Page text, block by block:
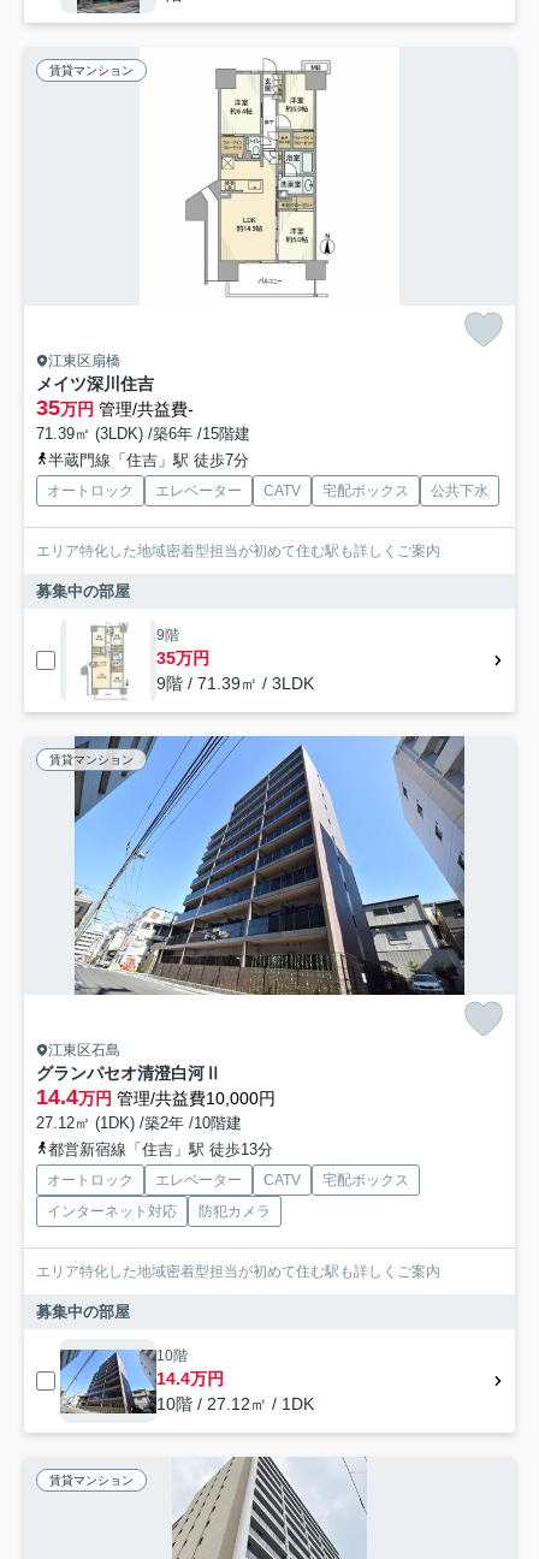
賃貸マンション
江東区扇橋
メイツ深川住吉
35万円 管理/共益費-
71.39㎡ (3LDK) /築6年 /15階建
半蔵門線「住吉」駅 徒歩7分
オートロック エレベーター CATV 宅配ボックス 公共下水
エリア特化した地域密着型担当が初めて住む駅も詳しくご案内
募集中の部屋
9階
35万円
9階 / 71.39㎡ / 3LDK
賃貸マンション
江東区石島
グランパセオ清澄白河Ⅱ
14.4万円 管理/共益費10,000円
27.12㎡ (1DK) /築2年 /10階建
都営新宿線「住吉」駅 徒歩13分
オートロック エレベーター CATV
宅配ボックス
インターネット対応
防犯カメラ
エリア特化した地域密着型担当が初めて住む駅も詳しくご案内
募集中の部屋
10階
14.4万円
10階 / 27.12㎡ / 1DK
賃貸マンション